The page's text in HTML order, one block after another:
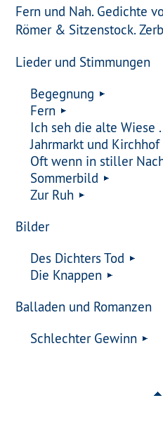
Fern und Nah. Gedichte
Römer & Sitzenstock.
Lieder und Stimmungen
Begegnung
Fern
Ich seh die alte Wiese
Jahrmarkt und Kirchhof
Oft wenn in stiller
Sommerbild
Zur Ruh
Bilder
Des Dichters Tod
Die Knappen
Balladen und Romanzen
Schlechter Gewinn